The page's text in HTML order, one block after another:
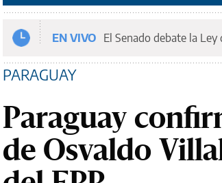
EN VIVO El Senado debate la
PARAGUAY
Paraguay
de Osvaldo